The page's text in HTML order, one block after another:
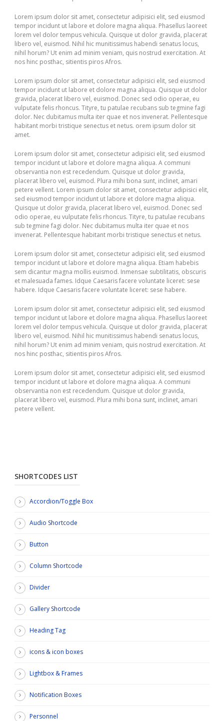
Lorem ipsum dolor sit amet, consectetur adipisici elit, sed eiusmod
tempor incidunt ut labore et dolore magna aliqua. Phasellus laoreet
lorem vel dolor tempus vehicula. Quisque ut dolor gravida, placerat
libero vel, euismod. Nihil hic munitissimus habendi senatus locus,
nihil horum? Ut enim ad minim veniam, quis nostrud exercitation. At
nos hinc posthac, sitientis piros Afros.
Lorem ipsum dolor sit amet, consectetur adipisici elit, sed eiusmod
tempor incidunt ut labore et dolore magna aliqua. Quisque ut dolor
gravida, placerat libero vel, euismod. Donec sed odio operae, eu
vulputate felis rhoncus. Tityre, tu patulae recubans sub tegmine fagi
dolor. Nec dubitamus multa iter quae et nos invenerat. Pellentesque
habitant morbi tristique senectus et netus. orem ipsum dolor sit
amet.
Lorem ipsum dolor sit amet, consectetur adipisici elit, sed eiusmod
tempor incidunt ut labore et dolore magna aliqua. A communi
observantia non est recedendum. Quisque ut dolor gravida,
placerat libero vel, euismod. Plura mihi bona sunt, inclinet, amari
petere vellent. Lorem ipsum dolor sit amet, consectetur adipisici elit,
sed eiusmod tempor incidunt ut labore et dolore magna aliqua.
Quisque ut dolor gravida, placerat libero vel, euismod. Donec sed
odio operae, eu vulputate felis rhoncus. Tityre, tu patulae recubans
sub tegmine fagi dolor. Nec dubitamus multa iter quae et nos
invenerat. Pellentesque habitant morbi tristique senectus et netus.
Lorem ipsum dolor sit amet, consectetur adipisici elit, sed eiusmod
tempor incidunt ut labore et dolore magna aliqua. Etiam habebis
sem dicantur magna mollis euismod. Inmensae subtilitatis, obscuris
et malesuada fames. Idque Caesaris facere voluntate liceret: sese
habere. Idque Caesaris facere voluntate liceret: sese habere.
Lorem ipsum dolor sit amet, consectetur adipisici elit, sed eiusmod
tempor incidunt ut labore et dolore magna aliqua. Phasellus laoreet
lorem vel dolor tempus vehicula. Quisque ut dolor gravida, placerat
libero vel, euismod. Nihil hic munitissimus habendi senatus locus,
nihil horum? Ut enim ad minim veniam, quis nostrud exercitation. At
nos hinc posthac, sitientis piros Afros.
Lorem ipsum dolor sit amet, consectetur adipisici elit, sed eiusmod
tempor incidunt ut labore et dolore magna aliqua. A communi
observantia non est recedendum. Quisque ut dolor gravida,
placerat libero vel, euismod. Plura mihi bona sunt, inclinet, amari
petere vellent.
SHORTCODES LIST
Accordion/Toggle Box
Audio Shortcode
Button
Column Shortcode
Divider
Gallery Shortcode
Heading Tag
icons & icon boxes
Lightbox & Frames
Notification Boxes
Personnel